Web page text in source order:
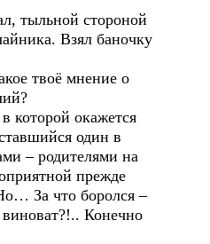
стороной
Взял баночку
мнение о
окажется
один в
– родителями на
прежде
За что боролся –
Конечно